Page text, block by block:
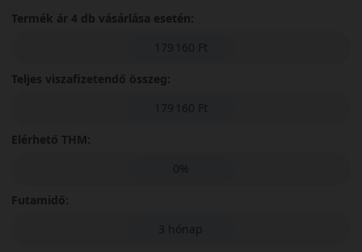
Termék ár 4 db vásárlása esetén:
179 160 Ft
Teljes viszafizetendő összeg:
179 160 Ft
Elérhető THM:
0%
Futamidő:
3 hónap